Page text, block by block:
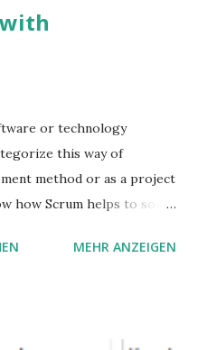
or technology
this way of
method or as a project
how Scrum helps to solve
MEHR ANZEIGEN